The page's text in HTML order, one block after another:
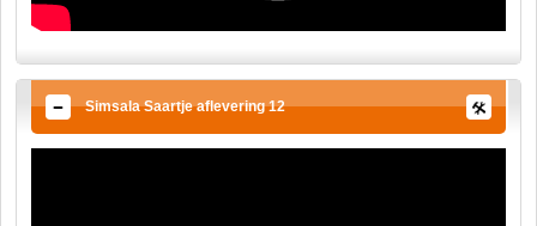
Simsala Saartje aflevering 12